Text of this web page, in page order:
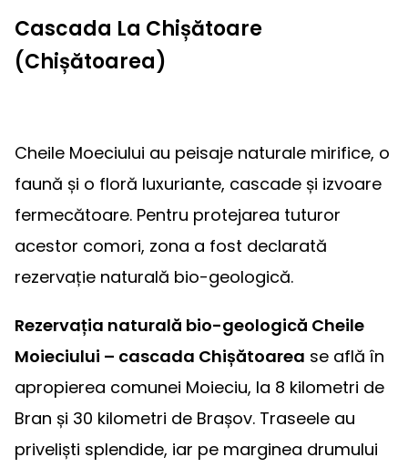
Cascada La Chișătoare
(Chișătoarea)
Cheile Moeciului au peisaje naturale mirifice, o
faună și o floră luxuriante, cascade și izvoare
fermecătoare. Pentru protejarea tuturor
acestor comori, zona a fost declarată
rezervație naturală bio-geologică.
Rezervația naturală bio-geologică Cheile
Moieciului – cascada Chișătoarea se află în
apropierea comunei Moieciu, la 8 kilometri de
Bran și 30 kilometri de Brașov. Traseele au
priveliști splendide, iar pe marginea drumului